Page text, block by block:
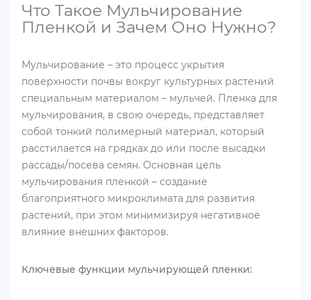
Что Такое Мульчирование
Пленкой и Зачем Оно Нужно?
Мульчирование – это процесс укрытия
поверхности почвы вокруг культурных растений
специальным материалом – мульчей. Пленка для
мульчирования, в свою очередь, представляет
собой тонкий полимерный материал, который
расстилается на грядках до или после высадки
рассады/посева семян. Основная цель
мульчирования пленкой – создание
благоприятного микроклимата для развития
растений, при этом минимизируя негативное
влияние внешних факторов.
Ключевые функции мульчирующей пленки: